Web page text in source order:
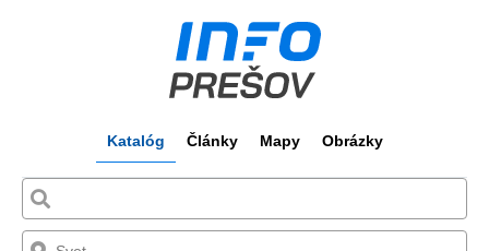
Katalóg Články Mapy Obrázky